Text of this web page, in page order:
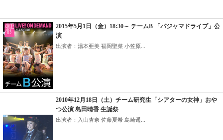
2015年5月1日（金）18:30～ チームB 「パジャマドライブ」公
演
出演者：湯本亜美 福岡聖菜 小笠原...
2010年12月18日（土）チーム研究生「シアターの女神」おや
つ公演 島田晴香 生誕祭
出演者：入山杏奈 佐藤夏希 島崎遥...